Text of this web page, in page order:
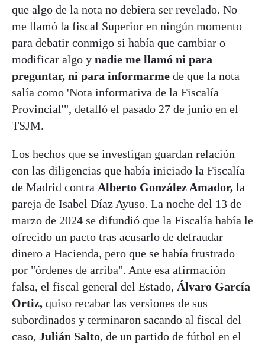
que algo de la nota no debiera ser revelado. No
me llamó la fiscal Superior en ningún momento
para debatir conmigo si había que cambiar o
modificar algo y nadie me llamó ni para
preguntar, ni para informarme de que la nota
salía como 'Nota informativa de la Fiscalía
Provincial'", detalló el pasado 27 de junio en el
TSJM.
Los hechos que se investigan guardan relación
con las diligencias que había iniciado la Fiscalía
de Madrid contra Alberto González Amador, la
pareja de Isabel Díaz Ayuso. La noche del 13 de
marzo de 2024 se difundió que la Fiscalía había le
ofrecido un pacto tras acusarlo de defraudar
dinero a Hacienda, pero que se había frustrado
por "órdenes de arriba". Ante esa afirmación
falsa, el fiscal general del Estado, Álvaro García
Ortiz, quiso recabar las versiones de sus
subordinados y terminaron sacando al fiscal del
caso, Julián Salto, de un partido de fútbol en el